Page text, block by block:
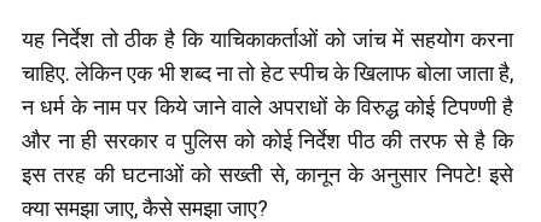
यह निर्देश तो ठीक है कि याचिकाकर्ताओं को जांच में सहयोग करना
चाहिए. लेकिन एक भी शब्द ना तो हेट स्पीच के खिलाफ बोला जाता है,
न धर्म के नाम पर किये जाने वाले अपराधों के विरुद्ध कोई टिपण्णी है
और ना ही सरकार व पुलिस को कोई निर्देश पीठ की तरफ से है कि
इस तरह की घटनाओं को सख्ती से, कानून के अनुसार निपटे! इसे
क्या समझा जाए, कैसे समझा जाए?